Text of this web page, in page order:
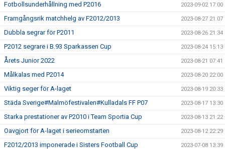
Fotbollsunderhållning med P2016 2023-09-02 17:00
Framgångsrik matchhelg av F2012/2013 2023-08-27 21:07
Dubbla segrar för P2011 2023-08-26 21:34
P2012 segrare i B.93 Sparkassen Cup 2023-08-24 15:13
Årets Junior 2022 2023-08-21 07:41
Målkalas med P2014 2023-08-20 22:00
Viktig seger för A-laget 2023-08-19 20:33
Städa Sverige#Malmöfestivalen#Kulladals FF P07 2023-08-17 13:30
Starka prestationer av P2010 i Team Sportia Cup 2023-08-13 21:22
Oavgjort för A-laget i serieomstarten 2023-08-12 22:29
F2012/2013 imponerade i Sisters Football Cup 2023-07-08 13:39